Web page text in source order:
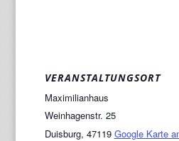
VERANSTALTUNGSORT
Maximilianhaus
Weinhagenstr. 25
Duisburg, 47119 Google Karte